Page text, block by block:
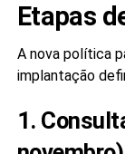
Etapas
A nova política
implantação
1.